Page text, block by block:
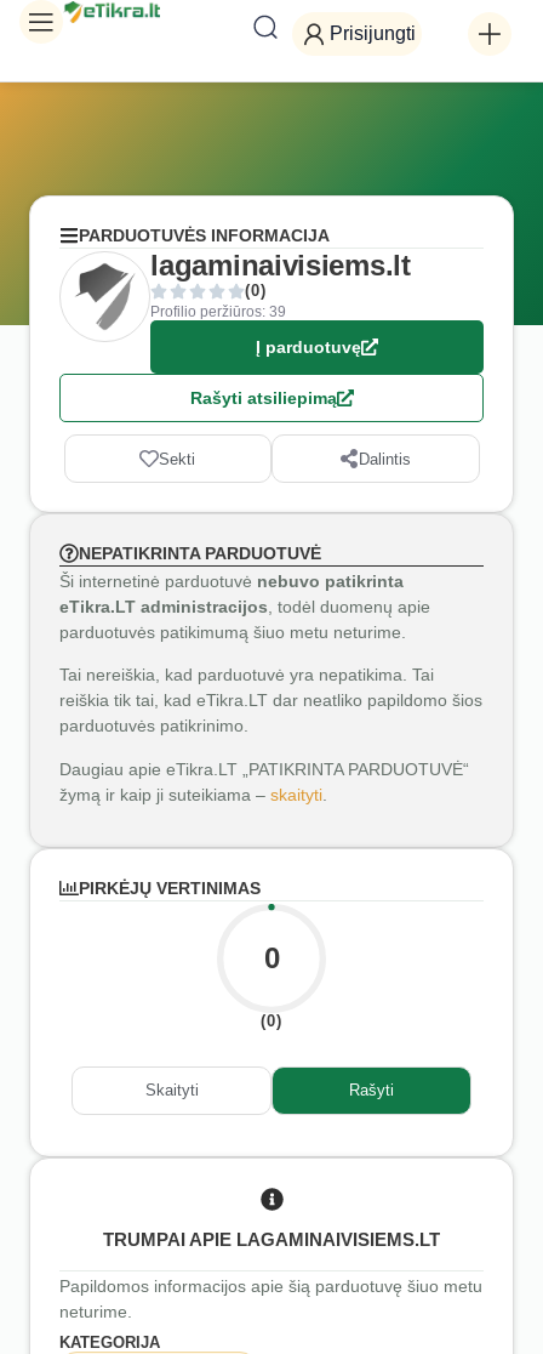
Prisijungti
PARDUOTUVĖS INFORMACIJA
lagaminaivisiems.lt
(0)
Profilio peržiūros: 39
Į parduotuvę
Rašyti atsiliepimą
Sekti Dalintis
NEPATIKRINTA PARDUOTUVĖ
Ši internetinė parduotuvė nebuvo patikrinta
eTikra.LT administracijos , todėl duomenų apie
parduotuvės patikimumą šiuo metu neturime.
Tai nereiškia, kad parduotuvė yra nepatikima. Tai
reiškia tik tai, kad eTikra.LT dar neatliko papildomo šios
parduotuvės patikrinimo.
Daugiau apie eTikra.LT „PATIKRINTA PARDUOTUVĖ“
žymą ir kaip ji suteikiama – skaityti
PIRKĖJŲ VERTINIMAS
0
(0)
Skaityti Rašyti
TRUMPAI APIE LAGAMINAIVISIEMS.LT
Papildomos informacijos apie šią parduotuvę šiuo metu
neturime.
KATEGORIJA